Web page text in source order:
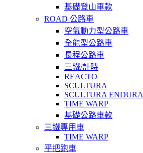
基礎登山車款
ROAD 公路車
空氣動力型公路車
全能型公路車
長程公路車
三鐵/計時
REACTO
SCULTURA
SCULTURA
TIME WARP
基礎公路車款
三鐵專用車
TIME WARP
平把跑車